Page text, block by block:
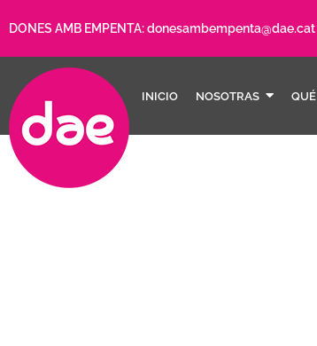
DONES AMB EMPENTA:donesambempenta@dae.cat
INICIO NOSOTRAS QUÉ